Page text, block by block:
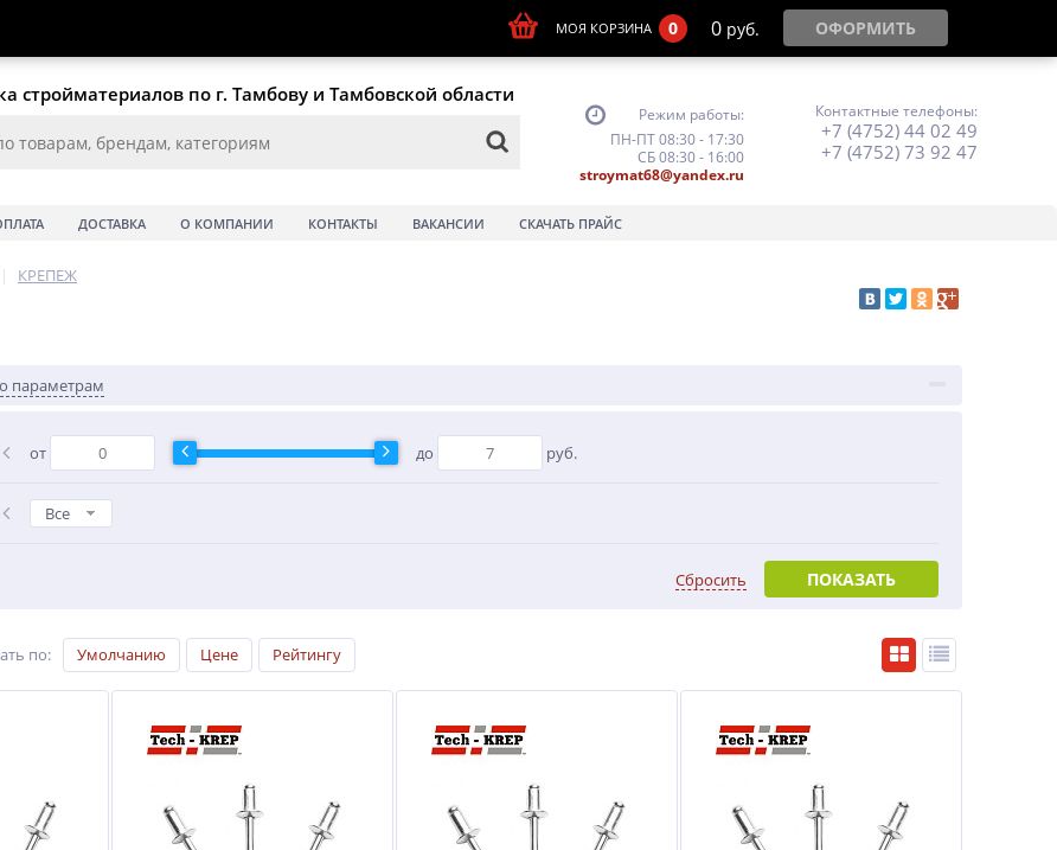
стройматериалов по г. Тамбову и Тамбовской области
Режим работы:
ПН-ПТ 08:30 - 17:30
СБ 08:30 - 16:00
stroymat68@yandex.ru
Контактные телефоны:
+7 (4752) 44 02 49
+7 (4752) 73 92 47
ДОСТАВКА О КОМПАНИИ КОНТАКТЫ ВАКАНСИИ СКАЧАТЬ ПРАЙС
| КРЕПЕЖ
параметрам
от до руб.
Все
ПОКАЗАТЬ
Сбросить
по: Умолчанию Цене Рейтингу
МОЯ КОРЗИНА 0 0 руб. ОФОРМИТЬ